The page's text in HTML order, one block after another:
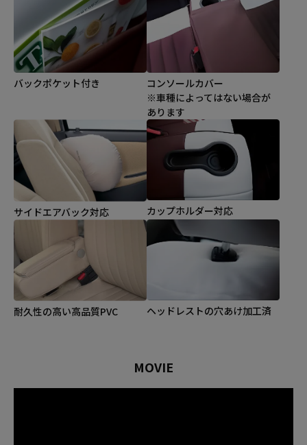
バックポケット付き
コンソールカバー
※車種によってはない場合が
あります
サイドエアバック対応 カップホルダー対応
耐久性の高い高品質PVC ヘッドレストの穴あけ加工済
MOVIE